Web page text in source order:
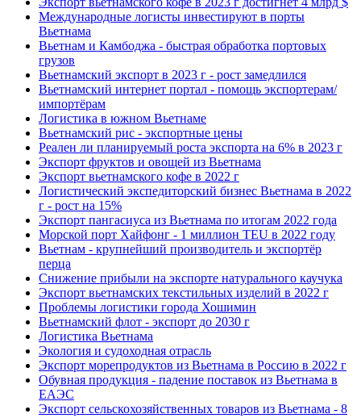
Международные логисты инвестируют в порты
Вьетнама
Вьетнам и Камбоджа - быстрая обработка портовых
грузов
Вьетнамский экспорт в 2023 г - рост замедлился
Вьетнамский интернет портал - помощь экспортерам/
импортёрам
Логистика в южном Вьетнаме
Вьетнамский рис - экспортные цены
Реален ли планируемый роста экспорта на 6% в 2023 г
Экспорт фруктов и овощей из Вьетнама
Экспорт вьетнамского кофе в 2022 г
Логистический экспедиторский бизнес Вьетнама в 2022
г - рост на 15%
Экспорт пангасиуса из Вьетнама по итогам 2022 года
Морской порт Хайфонг - 1 миллион TEU в 2022 году
Вьетнам - крупнейший производитель и экспортёр
перца
Снижение прибыли на экспорте натурального каучука
Экспорт вьетнамских текстильных изделий в 2022 г
Проблемы логистики города Хошимин
Вьетнамский флот - экспорт до 2030 г
Логистика Вьетнама
Экология и судоходная отрасль
Экспорт морепродуктов из Вьетнама в Россию в 2022 г
Обувная продукция - падение поставок из Вьетнама в
ЕАЭС
Экспорт сельскохозяйственных товаров из Вьетнама - 8